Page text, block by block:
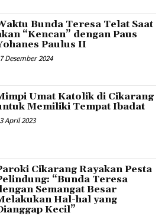
Bunda Teresa Telat Saat
“Kencan” dengan Paus
Paulus II
Desember 2024
Umat Katolik di Cikarang
Memiliki Tempat Ibadat
April 2023
Cikarang Rayakan Pesta
“Bunda Teresa
Semangat Besar
Hal-hal yang
Kecil”